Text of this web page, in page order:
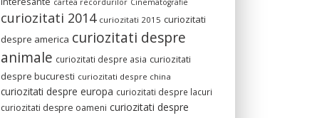
cartea recordurilor Cinematografie
curiozitati 2014 curiozitati 2015 curiozitati
despre america curiozitati despre
animale curiozitati despre asia curiozitati
despre bucuresti curiozitati despre china
curiozitati despre europa curiozitati despre lacuri
curiozitati despre oameni curiozitati despre